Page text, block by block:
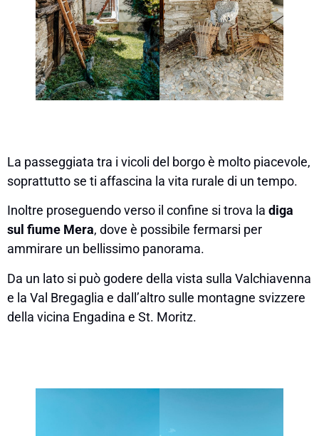
La passeggiata tra i vicoli del borgo è molto piacevole,
soprattutto se ti affascina la vita rurale di un tempo.
Inoltre proseguendo verso il confine si trova la diga
sul fiume Mera, dove è possibile fermarsi per
ammirare un bellissimo panorama.
Da un lato si può godere della vista sulla Valchiavenna
e la Val Bregaglia e dall’altro sulle montagne svizzere
della vicina Engadina e St. Moritz.